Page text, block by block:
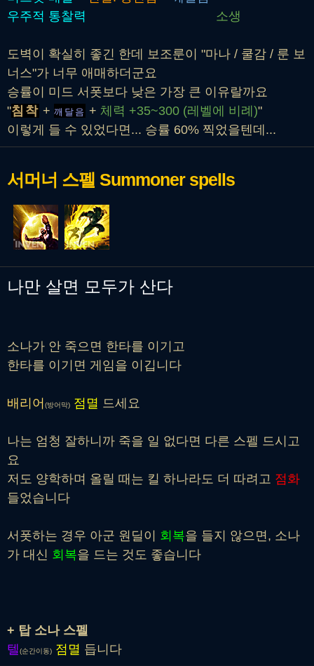
우주적 통찰력
소생
도벽이 확실히 좋긴 한데 보조룬이 "마나 / 쿨감 / 룬 보
너스"가 너무 애매하더군요
승률이 미드 서폿보다 낮은 가장 큰 이유랄까요
"침착 + 깨달음 + 체력 +35~300 (레벨에 비례)"
이렇게 들 수 있었다면... 승률 60% 찍었을텐데...
서머너 스펠 Summoner spells
나만 살면 모두가 산다
소나가 안 죽으면 한타를 이기고
한타를 이기면 게임을 이깁니다
배리어 (방어막) 점멸 드세요
나는 엄청 잘하니까 죽을 일 없다면 다른 스펠 드시고
요
저도 양학하며 올릴 때는 킬 하나라도 더 따려고 점화
들었습니다
서폿하는 경우 아군 원딜이 회복을 들지 않으면, 소나
가 대신 회복을 드는 것도 좋습니다
+ 탑 소나 스펠
텔(순간이동) 점멸 듭니다